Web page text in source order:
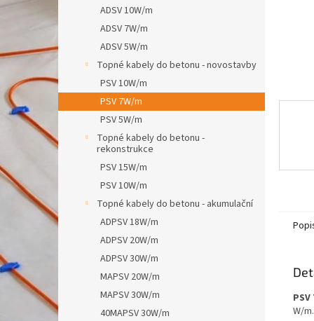
ADSV 10W/m
ADSV 7W/m
ADSV 5W/m
Topné kabely do betonu - novostavby
PSV 10W/m
PSV 7W/m
PSV 5W/m
Topné kabely do betonu -
rekonstrukce
PSV 15W/m
PSV 10W/m
Topné kabely do betonu - akumulační
ADPSV 18W/m
ADPSV 20W/m
ADPSV 30W/m
MAPSV 20W/m
MAPSV 30W/m
40MAPSV 30W/m
PSV
W/